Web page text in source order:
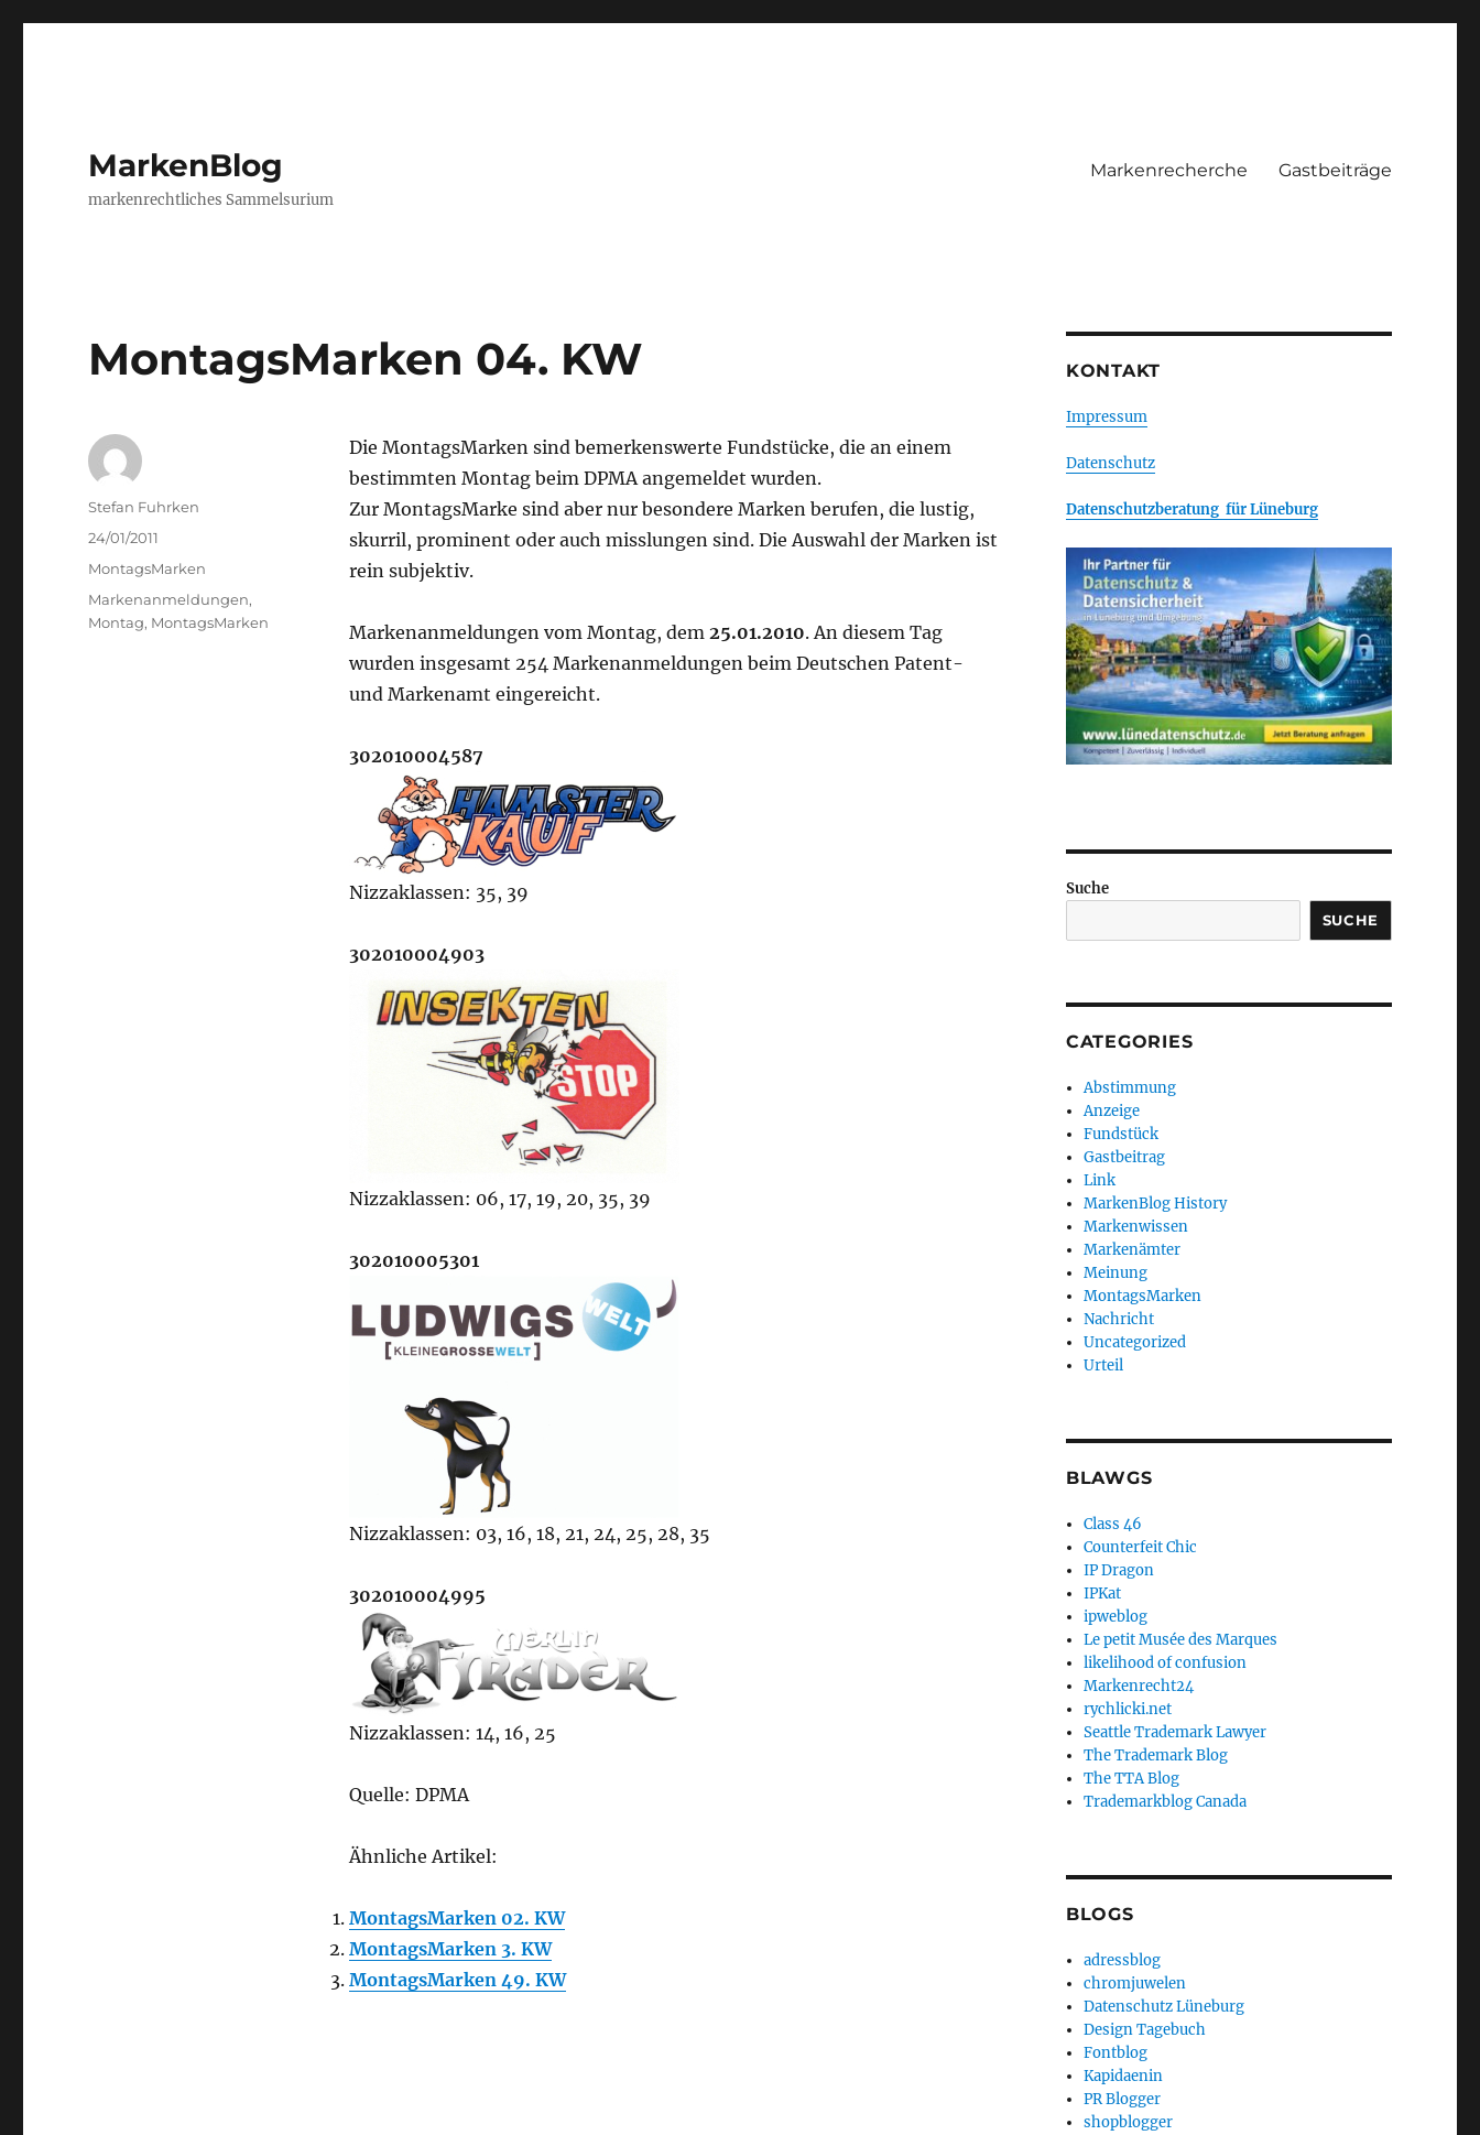
MarkenBlog
markenrechtliches Sammelsurium
Markenrecherche Gastbeiträge
MontagsMarken 04. KW
Die MontagsMarken sind bemerkenswerte Fundstücke, die an einem
bestimmten Montag beim DPMA angemeldet wurden.
Zur MontagsMarke sind aber nur besondere Marken berufen, die lustig,
skurril, prominent oder auch misslungen sind. Die Auswahl der Marken ist
rein subjektiv.
Markenanmeldungen vom Montag, dem 25.01.2010. An diesem Tag
wurden insgesamt 254 Markenanmeldungen beim Deutschen Patent-
und Markenamt eingereicht.
302010004587
Nizzaklassen: 35, 39
302010004903
Nizzaklassen: 06, 17, 19, 20, 35, 39
302010005301
Nizzaklassen: 03, 16, 18, 21, 24, 25, 28, 35
302010004995
Nizzaklassen: 14, 16, 25
Quelle: DPMA
Ähnliche Artikel:
MontagsMarken 02. KW
MontagsMarken 3. KW
MontagsMarken 49. KW
Author
Stefan Fuhrken
Posted
24/01/2011
Categories
MontagsMarken
Tags
Markenanmeldungen,
Montag, MontagsMarken
KONTAKT
Impressum
Datenschutz
Datenschutzberatung für Lüneburg
Suche
SUCHE
CATEGORIES
Abstimmung
Anzeige
Fundstück
Gastbeitrag
Link
MarkenBlog History
Markenwissen
Markenämter
Meinung
MontagsMarken
Nachricht
Uncategorized
Urteil
BLAWGS
Class 46
Counterfeit Chic
IP Dragon
IPKat
ipweblog
Le petit Musée des Marques
likelihood of confusion
Markenrecht24
rychlicki.net
Seattle Trademark Lawyer
The Trademark Blog
The TTA Blog
Trademarkblog Canada
BLOGS
adressblog
chromjuwelen
Datenschutz Lüneburg
Design Tagebuch
Fontblog
Kapidaenin
PR Blogger
shopblogger